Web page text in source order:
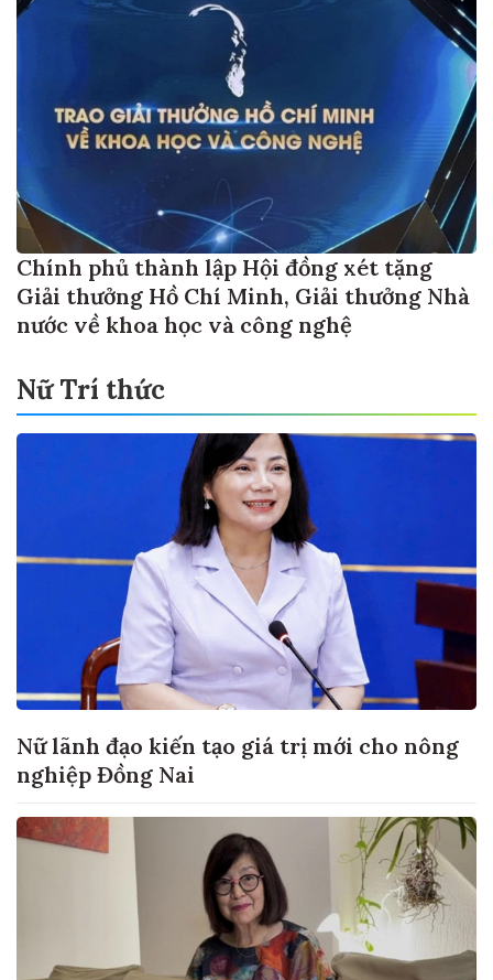
Chính phủ thành lập Hội đồng xét tặng
Giải thưởng Hồ Chí Minh, Giải thưởng Nhà
nước về khoa học và công nghệ
Nữ Trí thức
Nữ lãnh đạo kiến tạo giá trị mới cho nông
nghiệp Đồng Nai